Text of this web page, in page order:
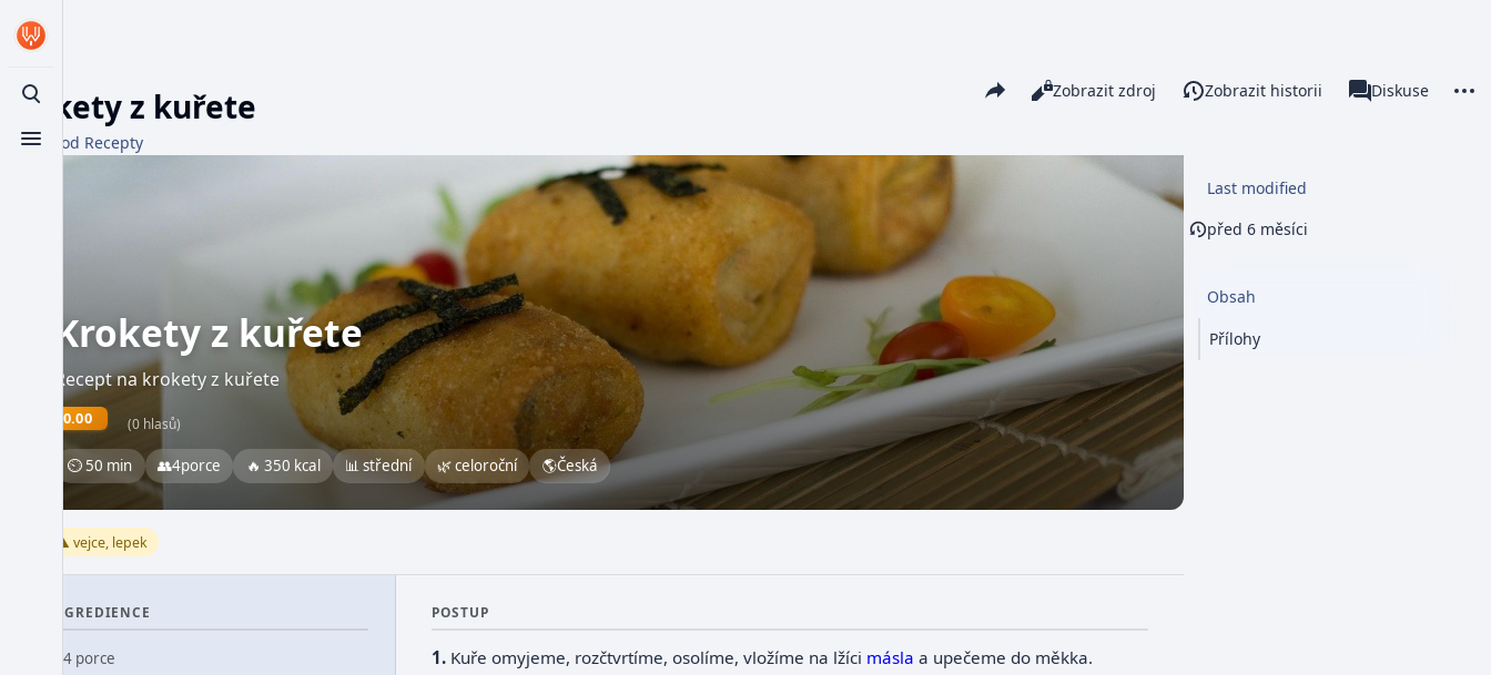
Toggle search
Toggle menu
Krokety z kuřete
Z WikiFood Recepty
Share this pageZobrazení
Číst
Zobrazit zdroj Zobrazit historii associated-pages
Stránka
Diskuse
Krokety z kuřete
Recept na krokety z kuřete
0.00 (0 hlasů)
⏲ 50 min 👥4porce 🔥 350 kcal 📊 střední 🌿 celoroční 🌎Česká
⚠️ vejce, lepek
INGREDIENCE
👥 4 porce
POSTUP
Kuře omyjeme, rozčtvrtíme, osolíme, vložíme na lžíci másla a upečeme do měkka.
Last modified
před 6 měsíci
Obsah
Přílohy